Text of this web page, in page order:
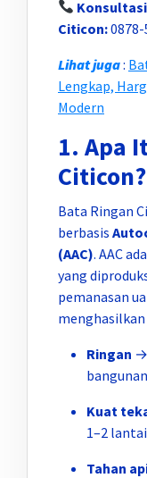
Citicon:
Lihat juga:
Lengkap,
Modern
1. Apa
Citicon?
Bata Ringan
berbasis
(AAC). AAC
yang
pemanasan
Ringan
bangunan
Kuat
1–2
Tahan